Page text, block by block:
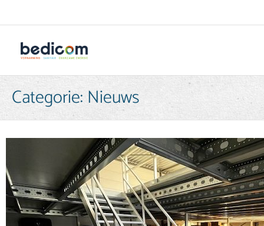
Categorie: Nieuws